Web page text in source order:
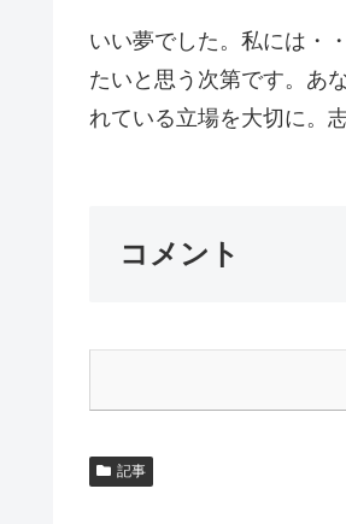
いい夢でした。私には・
たいと思う次第です。あ
れている立場を大切に。
コメント
記事